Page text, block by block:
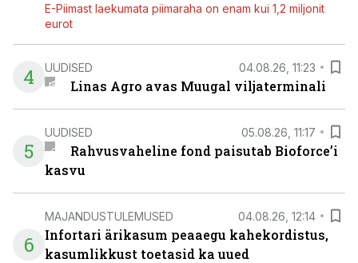
E-Piimast laekumata piimaraha on enam kui 1,2 miljonit
eurot
4 UUDISED 04.08.26, 11:23
Linas Agro avas Muugal viljaterminali
5
UUDISED 05.08.26, 11:17
Rahvusvaheline fond paisutab Bioforce’i
kasvu
6
MAJANDUSTULEMUSED 04.08.26, 12:14
Infortari ärikasum peaaegu kahekordistus,
kasumlikkust toetasid ka uued